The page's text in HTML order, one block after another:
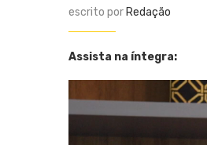
escrito por Redação
Assista na íntegra: